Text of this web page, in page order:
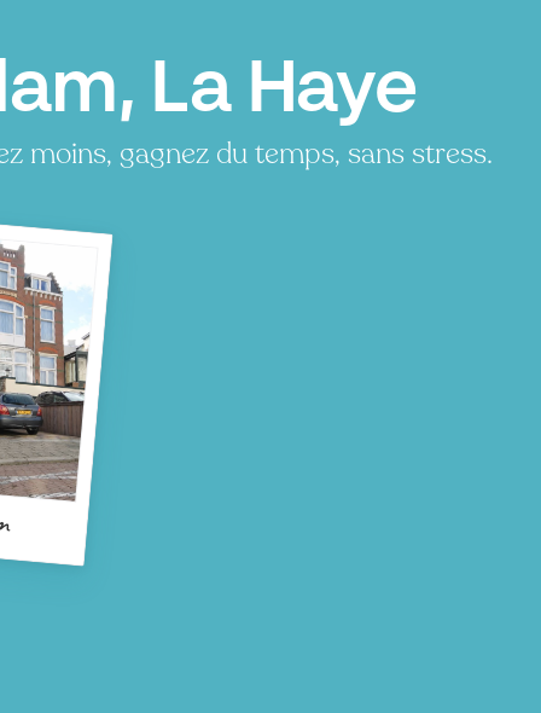
La Haye
moins, gagnez du temps, sans stress.